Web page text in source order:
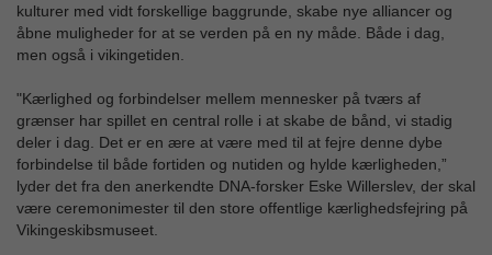
kulturer med vidt forskellige baggrunde, skabe nye alliancer og
åbne muligheder for at se verden på en ny måde. Både i dag,
men også i vikingetiden.
"Kærlighed og forbindelser mellem mennesker på tværs af
grænser har spillet en central rolle i at skabe de bånd, vi stadig
deler i dag. Det er en ære at være med til at fejre denne dybe
forbindelse til både fortiden og nutiden og hylde kærligheden,”
lyder det fra den anerkendte DNA-forsker Eske Willerslev, der skal
være ceremonimester til den store offentlige kærlighedsfejring på
Vikingeskibsmuseet.